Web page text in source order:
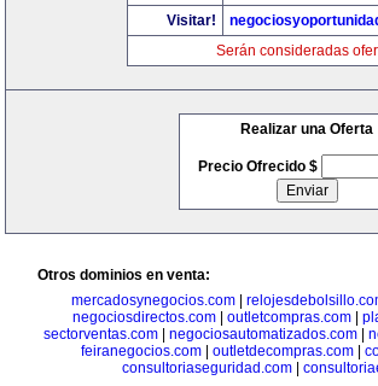
Visitar!
Serán consideradas
Realizar una Oferta
Precio Ofrecido $
Otros dominios en venta:
mercadosynegocios.com
negociosdirectos.com
outletcompras.com
sectorventas.com
negociosautomatizados.com
feiranegocios.com| outletdecompras.com|
consultoriaseguridad.com